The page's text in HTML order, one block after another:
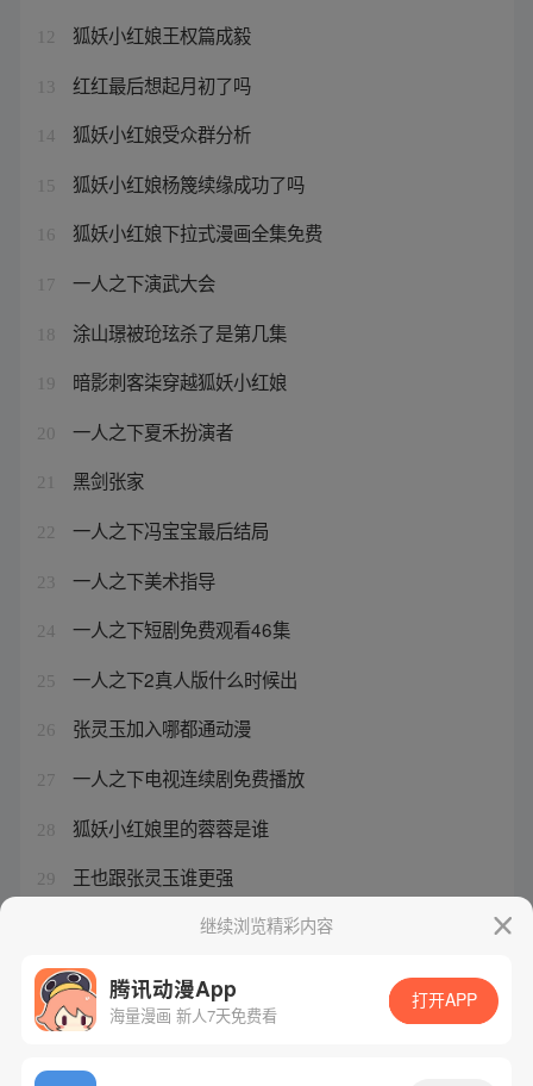
12 狐妖小红娘王权篇成毅
13 红红最后想起月初了吗
14 狐妖小红娘受众群分析
15 狐妖小红娘杨篾续缘成功了吗
16 狐妖小红娘下拉式漫画全集免费
17 一人之下演武大会
18 涂山璟被玱玹杀了是第几集
19 暗影刺客柒穿越狐妖小红娘
20 一人之下夏禾扮演者
21 黑剑张家
22 一人之下冯宝宝最后结局
23 一人之下美术指导
24 一人之下短剧免费观看46集
25 一人之下2真人版什么时候出
26 张灵玉加入哪都通动漫
27 一人之下电视连续剧免费播放
28 狐妖小红娘里的蓉蓉是谁
29 王也跟张灵玉谁更强
一人之下田师叔保住的秘密是什么
继续浏览精彩内容
腾讯动漫App
海量漫画 新人7天免费看
打开APP